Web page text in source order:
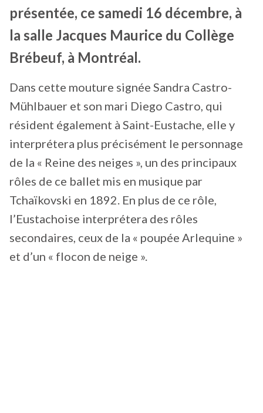
présentée, ce samedi 16 décembre, à
la salle Jacques Maurice du Collège
Brébeuf, à Montréal.
Dans cette mouture signée Sandra Castro-
Mühlbauer et son mari Diego Castro, qui
résident également à Saint-Eustache, elle y
interprétera plus précisément le personnage
de la « Reine des neiges », un des principaux
rôles de ce ballet mis en musique par
Tchaïkovski en 1892. En plus de ce rôle,
l’Eustachoise interprétera des rôles
secondaires, ceux de la « poupée Arlequine »
et d’un « flocon de neige ».